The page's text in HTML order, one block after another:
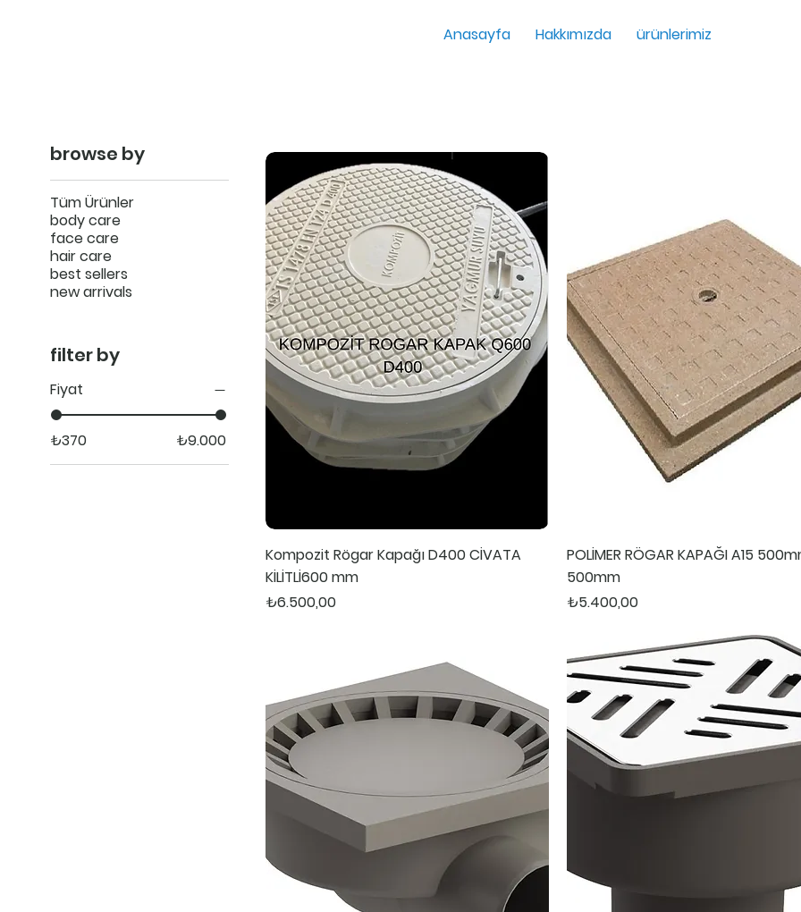
Anasayfa Hakkımızda ürünlerimiz
browse by
Tüm Ürünler
body care
face care
hair care
best sellers
new arrivals
filter by
Fiyat
₺370 ₺9.000
Kompozit Rögar Kapağı D400 CİVATA
KİLİTLİ600 mm
Fiyat
₺6.500,00
POLİMER RÖGAR KAPAĞI A15
500mm
Fiyat
₺5.400,00